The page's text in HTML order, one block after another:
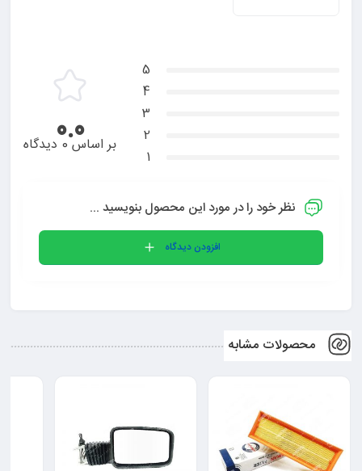
5
4
3
2
1
0.0بر اساس 0 دیدگاه
نظر خود را در مورد این محصول بنویسید ...
افزودن دیدگاه
محصولات مشابه